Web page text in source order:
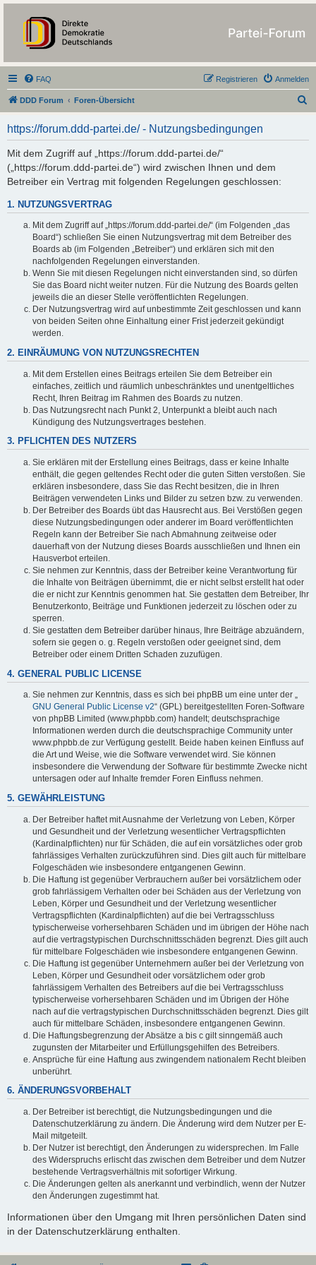
https://forum.ddd-
partei.de/
FAQ Anmelden
Registrieren
DDD Forum Foren-Übersicht
https://forum.ddd-partei.de/ - Nutzungsbedingungen
Mit dem Zugriff auf „https://forum.ddd-partei.de/“
(„https://forum.ddd-partei.de“) wird zwischen Ihnen und dem
Betreiber ein Vertrag mit folgenden Regelungen geschlossen:
1. NUTZUNGSVERTRAG
Mit dem Zugriff auf „https://forum.ddd-partei.de/“ (im Folgenden „das
Board“) schließen Sie einen Nutzungsvertrag mit dem Betreiber des
Boards ab (im Folgenden „Betreiber“) und erklären sich mit den
nachfolgenden Regelungen einverstanden.
Wenn Sie mit diesen Regelungen nicht einverstanden sind, so dürfen
Sie das Board nicht weiter nutzen. Für die Nutzung des Boards gelten
jeweils die an dieser Stelle veröffentlichten Regelungen.
Der Nutzungsvertrag wird auf unbestimmte Zeit geschlossen und kann
von beiden Seiten ohne Einhaltung einer Frist jederzeit gekündigt
werden.
2. EINRÄUMUNG VON NUTZUNGSRECHTEN
Mit dem Erstellen eines Beitrags erteilen Sie dem Betreiber ein
einfaches, zeitlich und räumlich unbeschränktes und unentgeltliches
Recht, Ihren Beitrag im Rahmen des Boards zu nutzen.
Das Nutzungsrecht nach Punkt 2, Unterpunkt a bleibt auch nach
Kündigung des Nutzungsvertrages bestehen.
3. PFLICHTEN DES NUTZERS
Sie erklären mit der Erstellung eines Beitrags, dass er keine Inhalte
enthält, die gegen geltendes Recht oder die guten Sitten verstoßen. Sie
erklären insbesondere, dass Sie das Recht besitzen, die in Ihren
Beiträgen verwendeten Links und Bilder zu setzen bzw. zu verwenden.
Der Betreiber des Boards übt das Hausrecht aus. Bei Verstößen gegen
diese Nutzungsbedingungen oder anderer im Board veröffentlichten
Regeln kann der Betreiber Sie nach Abmahnung zeitweise oder
dauerhaft von der Nutzung dieses Boards ausschließen und Ihnen ein
Hausverbot erteilen.
Sie nehmen zur Kenntnis, dass der Betreiber keine Verantwortung für
die Inhalte von Beiträgen übernimmt, die er nicht selbst erstellt hat oder
die er nicht zur Kenntnis genommen hat. Sie gestatten dem Betreiber, Ihr
Benutzerkonto, Beiträge und Funktionen jederzeit zu löschen oder zu
sperren.
Sie gestatten dem Betreiber darüber hinaus, Ihre Beiträge abzuändern,
sofern sie gegen o. g. Regeln verstoßen oder geeignet sind, dem
Betreiber oder einem Dritten Schaden zuzufügen.
4. GENERAL PUBLIC LICENSE
Sie nehmen zur Kenntnis, dass es sich bei phpBB um eine unter der „
GNU General Public License v2“ (GPL) bereitgestellten Foren-Software
von phpBB Limited (www.phpbb.com) handelt; deutschsprachige
Informationen werden durch die deutschsprachige Community unter
www.phpbb.de zur Verfügung gestellt. Beide haben keinen Einfluss auf
die Art und Weise, wie die Software verwendet wird. Sie können
insbesondere die Verwendung der Software für bestimmte Zwecke nicht
untersagen oder auf Inhalte fremder Foren Einfluss nehmen.
5. GEWÄHRLEISTUNG
Der Betreiber haftet mit Ausnahme der Verletzung von Leben, Körper
und Gesundheit und der Verletzung wesentlicher Vertragspflichten
(Kardinalpflichten) nur für Schäden, die auf ein vorsätzliches oder grob
fahrlässiges Verhalten zurückzuführen sind. Dies gilt auch für mittelbare
Folgeschäden wie insbesondere entgangenen Gewinn.
Die Haftung ist gegenüber Verbrauchern außer bei vorsätzlichem oder
grob fahrlässigem Verhalten oder bei Schäden aus der Verletzung von
Leben, Körper und Gesundheit und der Verletzung wesentlicher
Vertragspflichten (Kardinalpflichten) auf die bei Vertragsschluss
typischerweise vorhersehbaren Schäden und im übrigen der Höhe nach
auf die vertragstypischen Durchschnittsschäden begrenzt. Dies gilt auch
für mittelbare Folgeschäden wie insbesondere entgangenen Gewinn.
Die Haftung ist gegenüber Unternehmern außer bei der Verletzung von
Leben, Körper und Gesundheit oder vorsätzlichem oder grob
fahrlässigem Verhalten des Betreibers auf die bei Vertragsschluss
typischerweise vorhersehbaren Schäden und im Übrigen der Höhe
nach auf die vertragstypischen Durchschnittsschäden begrenzt. Dies gilt
auch für mittelbare Schäden, insbesondere entgangenen Gewinn.
Die Haftungsbegrenzung der Absätze a bis c gilt sinngemäß auch
zugunsten der Mitarbeiter und Erfüllungsgehilfen des Betreibers.
Ansprüche für eine Haftung aus zwingendem nationalem Recht bleiben
unberührt.
6. ÄNDERUNGSVORBEHALT
Der Betreiber ist berechtigt, die Nutzungsbedingungen und die
Datenschutzerklärung zu ändern. Die Änderung wird dem Nutzer per E-
Mail mitgeteilt.
Der Nutzer ist berechtigt, den Änderungen zu widersprechen. Im Falle
des Widerspruchs erlischt das zwischen dem Betreiber und dem Nutzer
bestehende Vertragsverhältnis mit sofortiger Wirkung.
Die Änderungen gelten als anerkannt und verbindlich, wenn der Nutzer
den Änderungen zugestimmt hat.
Informationen über den Umgang mit Ihren persönlichen Daten sind
in der Datenschutzerklärung enthalten.